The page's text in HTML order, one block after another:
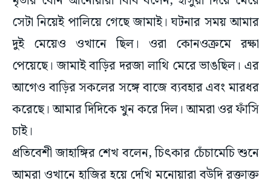
সেটা নিয়েই পালিয়ে গেছে জামাই। ঘটনার সময় আমার
দুই মেয়েও ওখানে ছিল। ওরা কোনওক্রমে রক্ষা
পেয়েছে। জামাই বাড়ির দরজা লাথি মেরে ভাঙছিল। এর
আগেও বাড়ির সকলের সঙ্গে বাজে ব্যবহার এবং মারধর
করেছে। আমার দিদিকে খুন করে দিল। আমরা ওর ফাঁসি
চাই।
প্রতিবেশী জাহাঙ্গির শেখ বলেন, চিৎকার চেঁচামেচি শুনে
আমরা ওখানে হাজির হয়ে দেখি মনোয়ারা বউদি রক্তাক্ত